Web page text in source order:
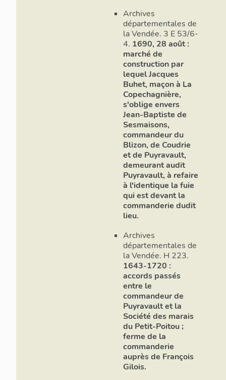
Archives
départementales de
la Vendée. 3 E 53/6-
4. 1690, 28 août :
marché de
construction par
lequel Jacques
Buhet, maçon à La
Copechagnière,
s'oblige envers
Jean-Baptiste de
Sesmaisons,
commandeur du
Blizon, de Coudrie
et de Puyravault,
demeurant audit
Puyravault, à refaire
à l'identique la fuie
qui est devant la
commanderie dudit
lieu.
Archives
départementales de
la Vendée. H 223.
1643-1720 :
accords passés
entre le
commandeur de
Puyravault et la
Société des marais
du Petit-Poitou ;
ferme de la
commanderie
auprès de François
Gilois.